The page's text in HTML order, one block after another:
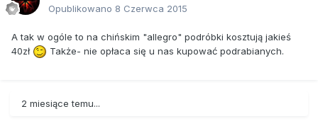
Opublikowano 8 Czerwca 2015
A tak w ogóle to na chińskim "allegro" podróbki kosztują jakieś
40zł
Także- nie opłaca się u nas kupować podrabianych.
2 miesiące temu...